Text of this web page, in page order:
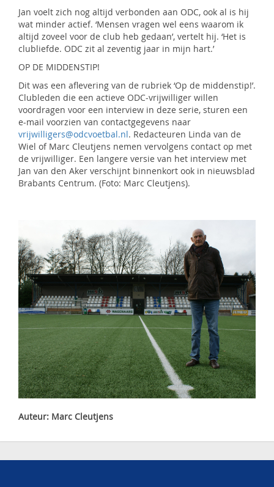
Jan voelt zich nog altijd verbonden aan ODC, ook al is hij
wat minder actief. ‘Mensen vragen wel eens waarom ik
altijd zoveel voor de club heb gedaan’, vertelt hij. ‘Het is
clubliefde. ODC zit al zeventig jaar in mijn hart.’
OP DE MIDDENSTIP!
Dit was een aflevering van de rubriek ‘Op de middenstip!’.
Clubleden die een actieve ODC-vrijwilliger willen
voordragen voor een interview in deze serie, sturen een
e-mail voorzien van contactgegevens naar
vrijwilligers@odcvoetbal.nl. Redacteuren Linda van de
Wiel of Marc Cleutjens nemen vervolgens contact op met
de vrijwilliger. Een langere versie van het interview met
Jan van den Aker verschijnt binnenkort ook in nieuwsblad
Brabants Centrum. (Foto: Marc Cleutjens).
Auteur: Marc Cleutjens